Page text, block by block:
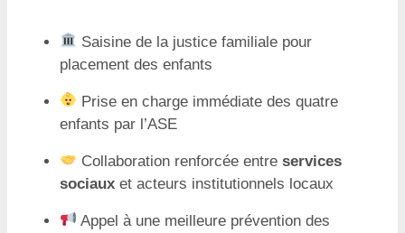
Saisine de la justice familiale pour
placement des enfants
Prise en charge immédiate des quatre
enfants par l’ASE
Collaboration renforcée entreservices
sociaux et acteurs institutionnels locaux
Appel à une meilleure prévention des